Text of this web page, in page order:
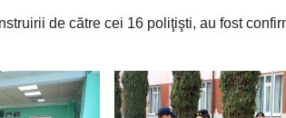
de către cei 16 poliţişti, au fost